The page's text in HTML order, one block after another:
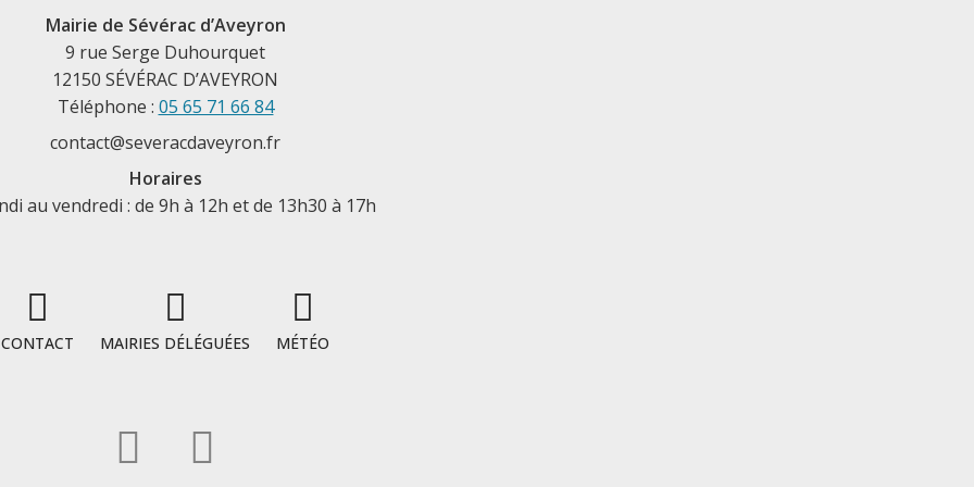
Mairie de Sévérac d’Aveyron
9 rue Serge Duhourquet
12150 SÉVÉRAC D’AVEYRON
Téléphone : 05 65 71 66 84
contact@severacdaveyron.fr
Horaires
au vendredi : de 9h à 12h et de 13h30 à 17h
CONTACT MAIRIES DÉLÉGUÉES MÉTÉO